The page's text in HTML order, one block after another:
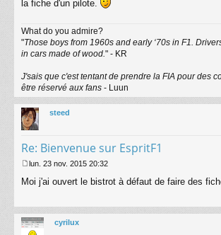
la fiche d'un pilote.
What do you admire?
"Those boys from 1960s and early ‘70s in F1.
in cars made of wood." - KR
J'sais que c'est tentant de prendre la FIA pour des
être réservé aux fans - Luun
steed
Re: Bienvenue sur EspritF1
e
a
g
lun. 23 nov. 2015 20:32
Moi j'ai ouvert le bistrot à défaut de faire des
cyrilux